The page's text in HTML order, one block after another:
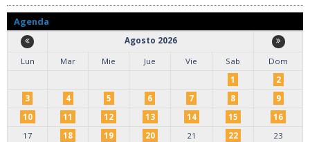
Agenda
Agosto 2026
Lun
Mar Mie Jue Vie Sab
Dom
1
2
3
4 5 6 7 8
9
10
11 12 13 14 15
16
17
18 19 20 21 22
23